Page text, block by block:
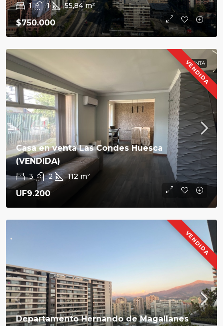
1 1 55,84 m²
$750.000
VENDIDA
VENTA
Casa en venta Las Condes Huesca
(VENDIDA)
3 2 112 m²
UF9.200
VENDIDA
Departamento Hernando de Magallanes